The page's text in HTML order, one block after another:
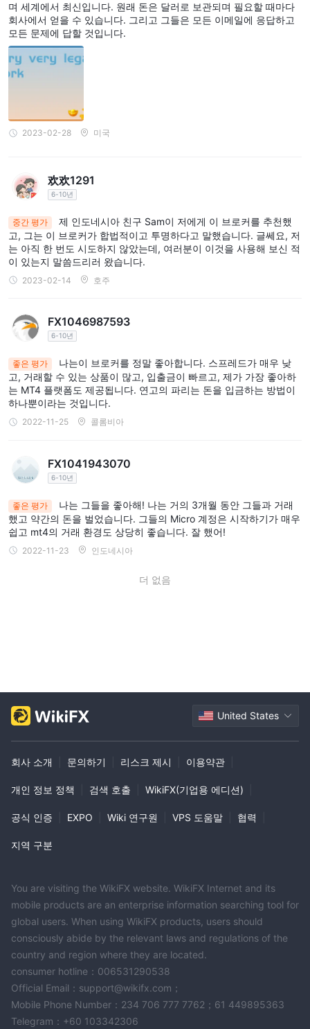
위험 경고
온라인 거래는 상당한 위험을 수반하며, 투자한 자금을 모두 잃을 수
있습니다. 모든 거래자나 투자자에게 적합하지 않습니다. 위험 요소
를 이해하고, 이 기사에 포함된 정보는 일반 정보 목적으로만 사용되
며 세계에서 최신입니다. 원래 돈은 달러로 보관되며 필요할 때마다
회사에서 얻을 수 있습니다. 그리고 그들은 모든 이메일에 응답하고
모든 문제에 답할 것입니다.
2023-02-28 미국
欢欢1291
6-10년
중간 평가
제 인도네시아 친구 Sam이 저에게 이 브로커를 추천했
고, 그는 이 브로커가 합법적이고 투명하다고 말했습니다. 글쎄요, 저
는 아직 한 번도 시도하지 않았는데, 여러분이 이것을 사용해 보신 적
이 있는지 말씀드리러 왔습니다.
2023-02-14 호주
FX1046987593
6-10년
좋은 평가
나는이 브로커를 정말 좋아합니다. 스프레드가 매우 낮
고, 거래할 수 있는 상품이 많고, 입출금이 빠르고, 제가 가장 좋아하
는 MT4 플랫폼도 제공됩니다. 연고의 파리는 돈을 입금하는 방법이
하나뿐이라는 것입니다.
2022-11-25 콜롬비아
FX1041943070
6-10년
좋은 평가
나는 그들을 좋아해! 나는 거의 3개월 동안 그들과 거래
했고 약간의 돈을 벌었습니다. 그들의 Micro 계정은 시작하기가 매우
쉽고 mt4의 거래 환경도 상당히 좋습니다. 잘 했어!
2022-11-23 인도네시아
더 없음
United States
회사 소개 문의하기 리스크 제시 이용약관
개인 정보 정책 검색 호출 WikiFX(기업용 에디션)
공식 인증 EXPO Wiki 연구원 VPS 도움말 협력
지역 구분
You are visiting the WikiFX website. WikiFX Internet and its
mobile products are an enterprise information searching tool for
global users. When using WikiFX products, users should
consciously abide by the relevant laws and regulations of the
country and region where they are located.
consumer hotline：006531290538
Official Email：support@wikifx.com；
Mobile Phone Number：234 706 777 7762；61 449895363
Telegram：+60 103342306